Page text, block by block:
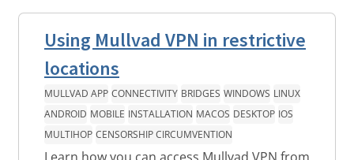
Using Mullvad VPN in restrictive
locations
MULLVAD APP CONNECTIVITY BRIDGES WINDOWS LINUX
ANDROID MOBILE INSTALLATION MACOS DESKTOP IOS
MULTIHOP CENSORSHIP CIRCUMVENTION
Learn how you can access Mullvad VPN from